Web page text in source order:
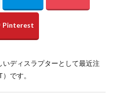
ディスラプターとして最近注
です。